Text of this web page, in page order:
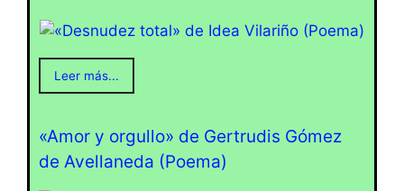
Leer más...
«Amor y orgullo» de Gertrudis Gómez
de Avellaneda (Poema)